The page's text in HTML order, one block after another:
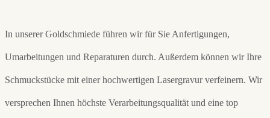
In unserer Goldschmiede führen wir für Sie Anfertigungen,
Umarbeitungen und Reparaturen durch. Außerdem können wir Ihre
Schmuckstücke mit einer hochwertigen Lasergravur verfeinern. Wir
versprechen Ihnen höchste Verarbeitungsqualität und eine top